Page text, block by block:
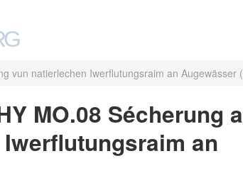
vun natierlechen Iwerflutungsraim an Augewässer
MO.08 Sécherung
an